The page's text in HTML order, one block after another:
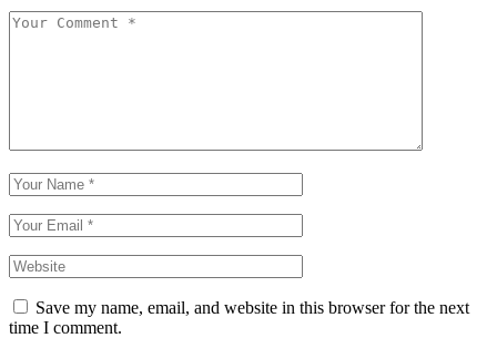
Save my name, email, and website in this browser for the next
time I comment.